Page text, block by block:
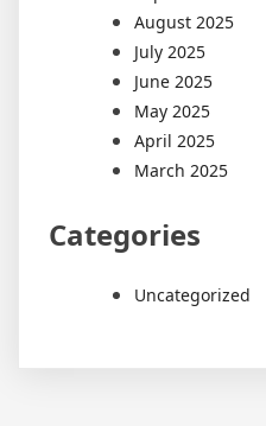
August 2025
July 2025
June 2025
May 2025
April 2025
March 2025
Categories
Uncategorized